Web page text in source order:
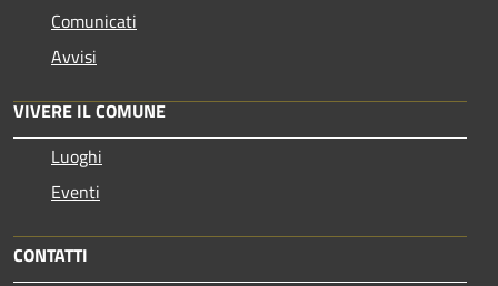
Comunicati
Avvisi
VIVERE IL COMUNE
Luoghi
Eventi
CONTATTI